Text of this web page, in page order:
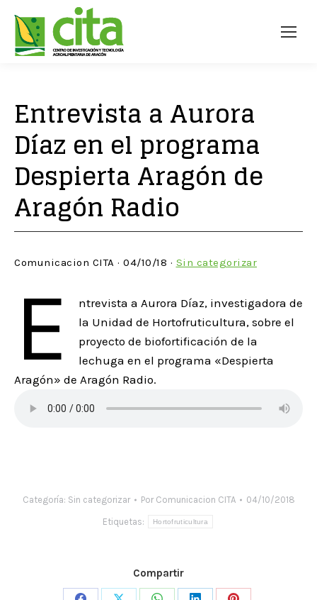
Entrevista a Aurora
Díaz en el programa
Despierta Aragón de
Aragón Radio
Comunicacion CITA · 04/10/18 · Sin categorizar
E
ntrevista a Aurora Díaz, investigadora de
la Unidad de Hortofruticultura, sobre el
proyecto de biofortificación de la
lechuga en el programa «Despierta
Aragón» de Aragón Radio.
Categoría: Sin categorizar Por Comunicacion CITA 04/10/2018
Etiquetas: Hortofruticultura
Compartir